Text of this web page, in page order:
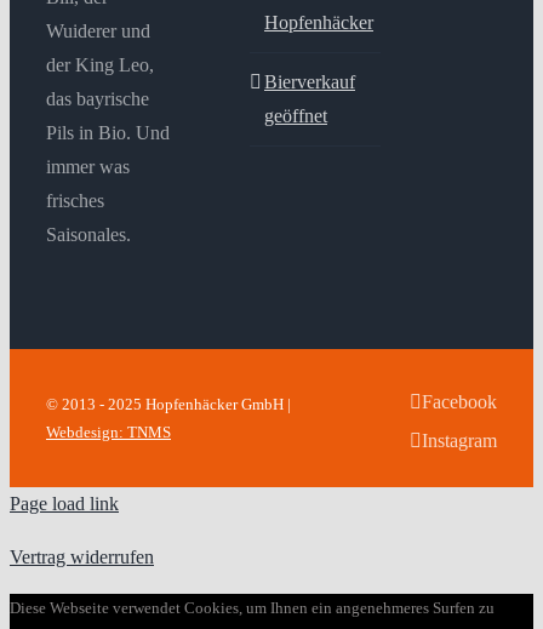
Wuiderer und
der King Leo,
das bayrische
Pils in Bio. Und
immer was
frisches
Saisonales.
Hopfenhäcker
Bierverkauf
geöffnet
© 2013 - 2025 Hopfenhäcker GmbH |
Webdesign: TNMS
Facebook
Instagram
Page load link
Vertrag widerrufen
Diese Webseite verwendet Cookies, um Ihnen ein angenehmeres Surfen zu